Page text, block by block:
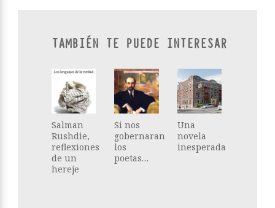
TAMBIÉN TE PUEDE INTERESAR
Salman
Rushdie,
reflexiones
de un
hereje
Si nos
gobernaran
los
poetas…
Una
novela
inesperada